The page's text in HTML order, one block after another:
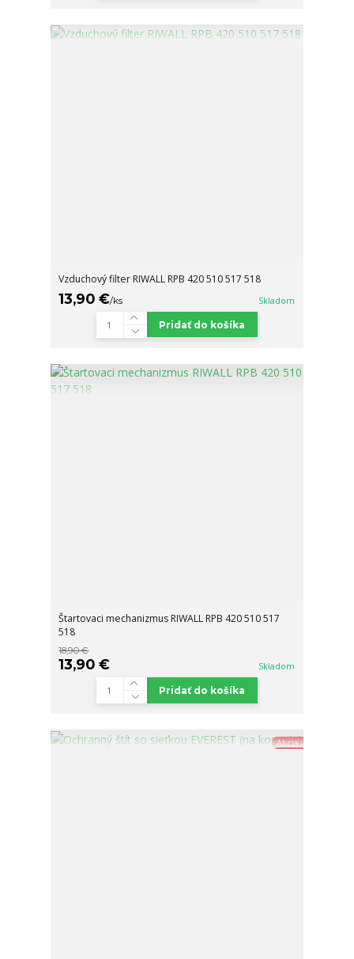
Vzduchový filter RIWALL RPB 420 510 517 518
13,90 €/ks Skladom
Pridať do košíka
Štartovaci mechanizmus RIWALL RPB 420 510 517
518
18,90 €
13,90 € Skladom
Pridať do košíka
Akcia